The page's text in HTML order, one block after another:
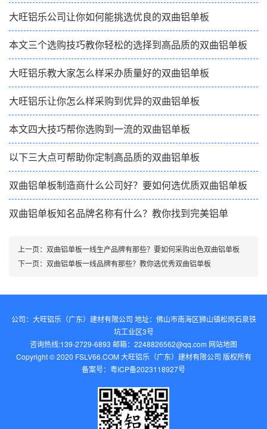
大旺铝乐公司让你如何能挑选优良的双曲铝单板
本文三个选购技巧教你轻松的选择到高品质的双曲铝单板
大旺铝乐教大家怎么样采办质量好的双曲铝单板
大旺铝乐让你怎么样采购到优异的双曲铝单板
本文四大技巧帮你选购到一流的双曲铝单板
以下三大点可帮助你定制高品质的双曲铝单板
双曲铝单板制造商什么公司好？要如何选优质双曲铝单板
双曲铝单板知名品牌名称有什么？教你找到完美铝单
上一页： 双曲铝单板一线生产品牌有那些？要如何采购出色双曲铝单板
下一页： 双曲铝单板一线品牌有那些？教你选优秀双曲铝单板
公司：大旺铝乐（广东）建材有限公司 地址：佛山市南海区狮山镇松岗石泉铁
坑工业区3号
咨询热线:139-2729-6893 邮箱：2248826562@qq.com‬ 网站地图
Copyright © 2020 FSLV66.COM 大旺铝乐（广东）建材有限公司 版权所有
备案号： 粤ICP备2023118927号